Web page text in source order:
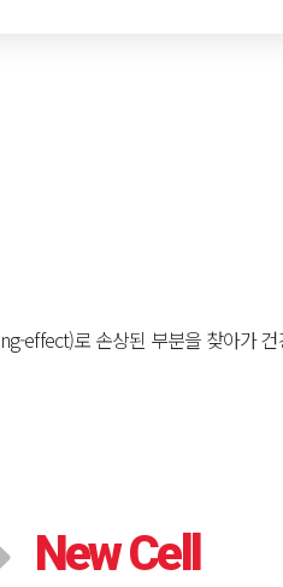
effect)로 손상된 부분을 찾아가
New Cell